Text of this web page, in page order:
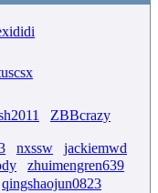
ZBBcrazy
nxssw
jackiemwd
zhuimengren639
qingshaojun0823